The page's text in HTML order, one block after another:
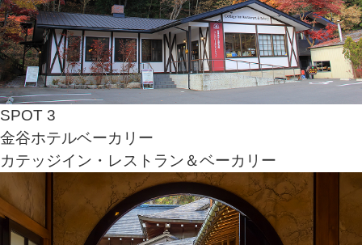
SPOT 3
金谷ホテルベーカリー
カテッジイン・レストラン＆ベーカリー